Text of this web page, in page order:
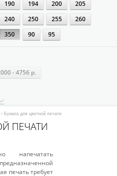
190 194 200
205
240 250 255
260
350 90 95
- 4756 р.
› Бумага для цветной печати
ПЕЧАТИ
напечатать
печать требует